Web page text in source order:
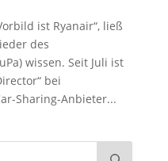
ist Ryanair“, ließ
des
wissen. Seit Juli ist
bei
Sharing-Anbieter...